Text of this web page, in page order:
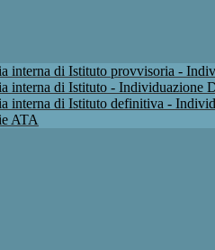
interna di Istituto provvisoria -
interna di Istituto - Individuazione
interna di Istituto definitiva -
ATA